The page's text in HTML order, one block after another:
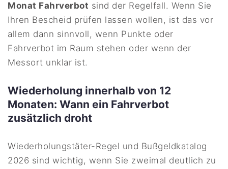
Monat Fahrverbot sind der Regelfall. Wenn Sie
Ihren Bescheid prüfen lassen wollen, ist das vor
allem dann sinnvoll, wenn Punkte oder
Fahrverbot im Raum stehen oder wenn der
Messort unklar ist.
Wiederholung innerhalb von 12
Monaten: Wann ein Fahrverbot
zusätzlich droht
Wiederholungstäter-Regel und Bußgeldkatalog
2026 sind wichtig, wenn Sie zweimal deutlich zu